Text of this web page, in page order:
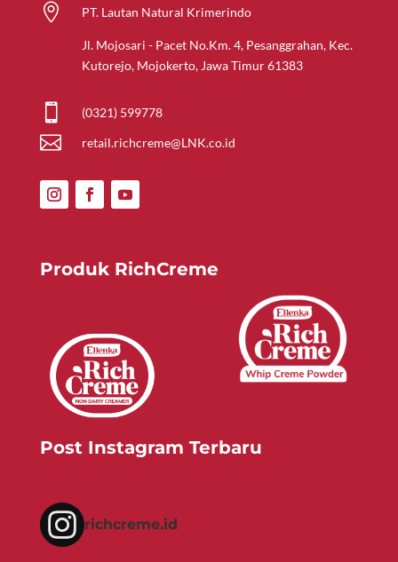
 PT. Lautan Natural Krimerindo
Jl. Mojosari - Pacet No.Km. 4, Pesanggrahan, Kec.
Kutorejo, Mojokerto, Jawa Timur 61383
 (0321) 599778
 retail.richcreme@LNK.co.id
Produk RichCreme
Post Instagram Terbaru
richcreme.id